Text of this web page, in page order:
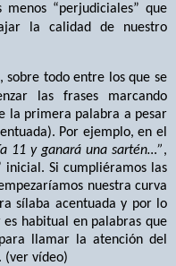
“perjudiciales” que
la calidad de nuestro
todo entre los que se
las frases marcando
la primera palabra a pesar
Por ejemplo, en el
11 y ganará una sartén…”,
inicial. Si cumpliéramos las
nuestra curva
sílaba acentuada y por lo
habitual en palabras que
llamar la atención del
(ver vídeo)